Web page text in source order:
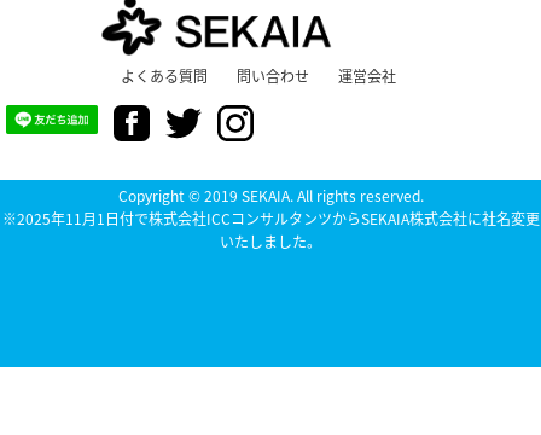
よくある質問 問い合わせ 運営会社
Copyright © 2019 SEKAIA. All rights reserved.
※2025年11月1日付で株式会社ICCコンサルタンツからSEKAIA株式会社に社名変更
いたしました。